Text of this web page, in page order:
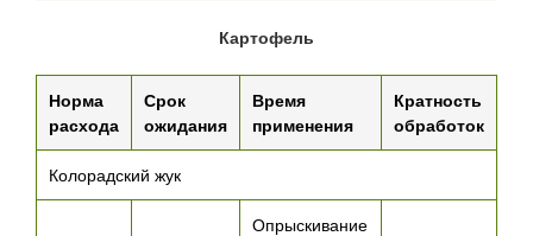
Картофель
Норма
расхода
Срок
ожидания
Время
применения
Кратность
обработок
Колорадский жук
Опрыскивание